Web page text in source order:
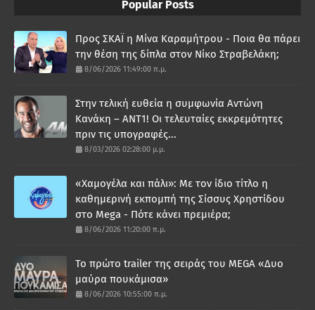
Popular Posts
Προς ΣΚΑΪ η Μίνα Καραμήτρου - Ποια θα πάρει
την θέση της δίπλα στον Νίκο Στραβελάκη;
8/06/2026 11:49:00 π.μ.
Στην τελική ευθεία η συμφωνία Αντώνη
Κανάκη – ΑΝΤ1! Οι τελευταίες εκκρεμότητες
πριν τις υπογραφές...
8/03/2026 02:28:00 μ.μ.
«Χαμογέλα και πάλι»: Με τον ίδιο τίτλο η
καθημερινή εκπομπή της Σίσσυς Χρηστίδου
στο Mega - Πότε κάνει πρεμιέρα;
8/06/2026 11:20:00 π.μ.
Το πρώτο trailer της σειράς του MEGA «Δυο
μαύρα πουκάμισα»
8/06/2026 10:55:00 π.μ.